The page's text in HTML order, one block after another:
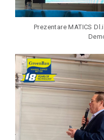
Prezentare MATICS